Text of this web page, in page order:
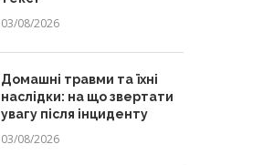
03/08/2026
Домашні травми та їхні
наслідки: на що звертати
увагу після інциденту
03/08/2026